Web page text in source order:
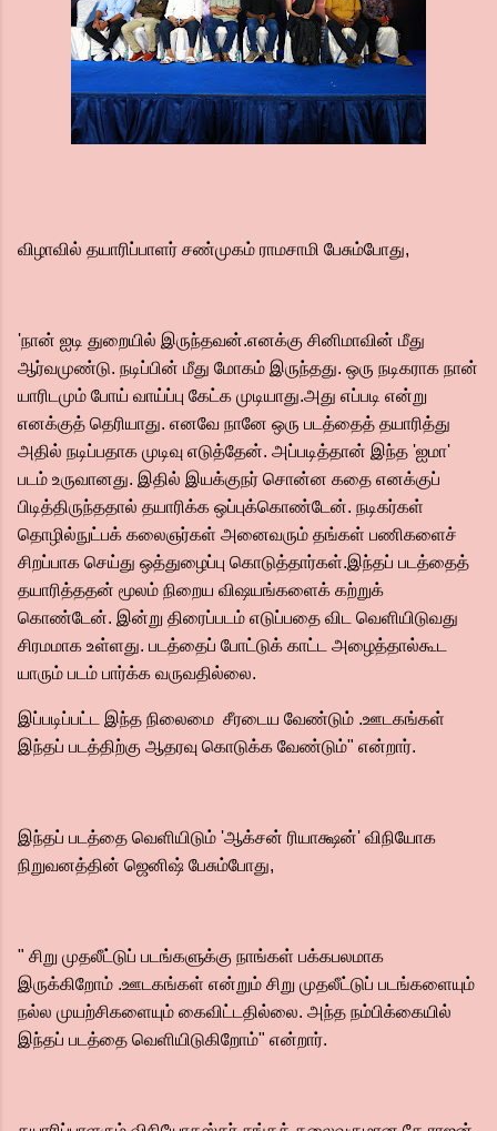
விழாவில் தயாரிப்பாளர் சண்முகம் ராமசாமி பேசும்போது,
'நான் ஐடி துறையில் இருந்தவன்.எனக்கு சினிமாவின் மீது
ஆர்வமுண்டு. நடிப்பின் மீது மோகம் இருந்தது. ஒரு நடிகராக நான்
யாரிடமும் போய் வாய்ப்பு கேட்க முடியாது.அது எப்படி என்று
எனக்குத் தெரியாது. எனவே நானே ஒரு படத்தைத் தயாரித்து
அதில் நடிப்பதாக முடிவு எடுத்தேன். அப்படித்தான் இந்த 'ஐமா'
படம் உருவானது. இதில் இயக்குநர் சொன்ன கதை எனக்குப்
பிடித்திருந்ததால் தயாரிக்க ஒப்புக்கொண்டேன். நடிகர்கள்
தொழில்நுட்பக் கலைஞர்கள் அனைவரும் தங்கள் பணிகளைச்
சிறப்பாக செய்து ஒத்துழைப்பு கொடுத்தார்கள்.இந்தப் படத்தைத்
தயாரித்ததன் மூலம் நிறைய விஷயங்களைக் கற்றுக்
கொண்டேன். இன்று திரைப்படம் எடுப்பதை விட வெளியிடுவது
சிரமமாக உள்ளது. படத்தைப் போட்டுக் காட்ட அழைத்தால்கூட
யாரும் படம் பார்க்க வருவதில்லை.
இப்படிப்பட்ட இந்த நிலைமை சீரடைய வேண்டும் .ஊடகங்கள்
இந்தப் படத்திற்கு ஆதரவு கொடுக்க வேண்டும்" என்றார்.
இந்தப் படத்தை வெளியிடும் 'ஆக்சன் ரியாக்ஷன்' விநியோக
நிறுவனத்தின் ஜெனிஷ் பேசும்போது,
" சிறு முதலீட்டுப் படங்களுக்கு நாங்கள் பக்கபலமாக
இருக்கிறோம் .ஊடகங்கள் என்றும் சிறு முதலீட்டுப் படங்களையும்
நல்ல முயற்சிகளையும் கைவிட்டதில்லை. அந்த நம்பிக்கையில்
இந்தப் படத்தை வெளியிடுகிறோம்" என்றார்.